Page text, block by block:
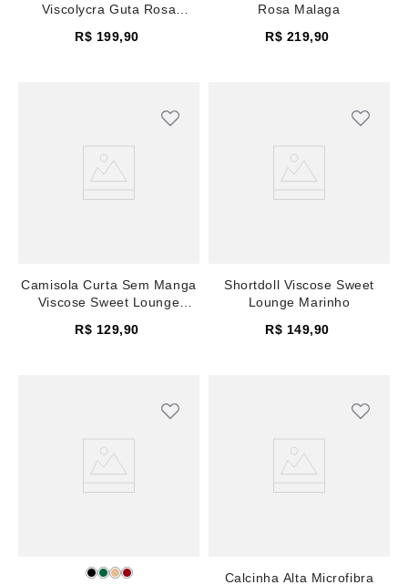
Viscolycra Guta Rosa
R$ 199,90
Rosa Malaga
R$ 219,90
Camisola Curta Sem Manga
Viscose Sweet Lounge
R$ 129,90
Shortdoll Viscose Sweet
Lounge Marinho
R$ 149,90
Calcinha Alta Microfibra